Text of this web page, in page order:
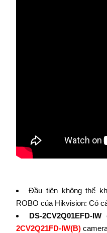
Đầu tiên không thể
ROBO của Hikvision: Có
DS-2CV2Q01EFD-IW
2CV2Q21FD-IW(B)